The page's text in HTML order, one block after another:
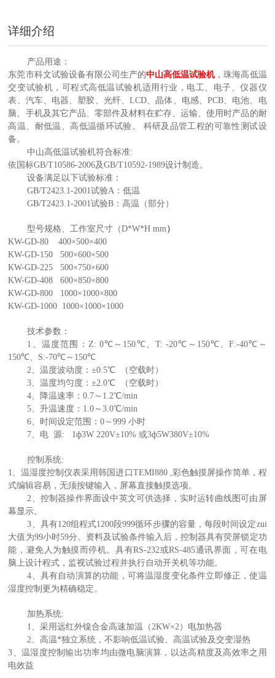
详细介绍
产品用途：
东莞市科文试验设备有限公司生产的中山高低温试验机，珠海高低温
交变试验机，可程式高低温试验机适用行业，电工、电子、仪器仪
表、汽车、电器、塑胶、光纤、LCD、晶体、电感、PCB、电池、电
脑、手机及其它产品、零部件及材料在贮存、运输、使用时产品的耐
高温、耐低温、高低温循环试验。 科研及品管工程的可靠性测试设
备。
中山高低温试验机符合标准:
依 国标GB/T10586-2006及GB/T10592-1989设计制造。
设备满足以下试验标准：
GB/T2423.1-2001试验A：低温
GB/T2423.1-2001试验B：高温（部分）
型号规格、工作室尺寸（D*W*H mm ）
KW-GD-80 400×500×400
KW-GD-150
500×600×500
KW-GD-225500×750×600
KW-GD-408 600×850×800
KW-GD-800
1000×1000×800
KW-GD-1000 1000×1000×1000
技术参数：
1、 温度范围： Z: 0℃ ～ 150℃ 、T:-20℃ ～ 150℃ 、F:-40℃ ～
150℃ S:-70℃ ～ 150℃
2、温度波动度：±0.5℃
（空载时）
3、温度均匀度：±2 .0℃
（空载时）
4、
降温速率：0.7～1.2℃/min
5、 升温速度：1.0～3.0℃/min
6、 时间设定范围：0～999 小时
7、 电 源: 1ф3W 220V±10% 或3ф5W380V±10%
控制系统:
1、温湿度控制仪表采用韩国进口TEMI880 ,彩色触摸屏操作简单，程
式编辑容易，无须按键输入，屏幕直接触摸选项。
2、 控制器操作界面设中英文可供选择，实时运转曲线图可由屏
幕显示。
3、 具有120组程式1200段999循环步骤的容量，每段时间设定zui
大值为99小时59分。资料及试验条件输入后，控制器具有荧屏锁定功
能，避免人为触摸而停机。具有RS-232或RS-485通讯界面，可在电
脑上设计程式，监视试验过程并执行自动开关机等功能。
4、 具有自动演算的功能，可将温湿度变化条件立即修正，使温
湿度控制更为精确稳定。
加热系统:
1、采用远红外镍合金高速加温（2KW×2）电加热器
2、高温*独立系统，不影响低温试验、高温试验及交变湿热
3、温湿度控制输出功率均由微电脑演算，以达高精度及高效率之用
电效益